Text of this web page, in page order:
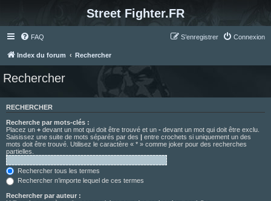
Street Fighter.FR
FAQ Connexion
S’enregistrer
Index du forum Rechercher
Rechercher
RECHERCHER
Recherche par mots-clés :
Placez un + devant un mot qui doit être trouvé et un - devant un mot qui doit être exclu.
Saisissez une suite de mots séparés par des | entre crochets si uniquement un des
mots doit être trouvé. Utilisez le caractère « * » comme joker pour des recherches
partielles.
Rechercher tous les termes
Rechercher n’importe lequel de ces termes
Rechercher par auteur :